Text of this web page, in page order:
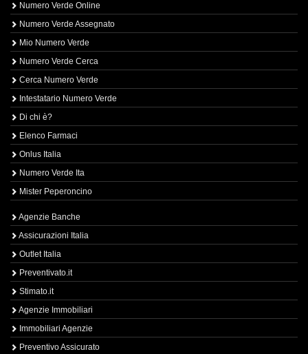
Numero Verde Online
Numero Verde Assegnato
Mio Numero Verde
Numero Verde Cerca
Cerca Numero Verde
Intestatario Numero Verde
Di chi è?
Elenco Farmaci
Onlus Italia
Numero Verde Ita
Mister Peperoncino
Agenzie Banche
Assicurazioni Italia
Outlet Italia
Preventivato.it
Stimato.it
Agenzie Immobiliari
Immobiliari Agenzie
Preventivo Assicurato